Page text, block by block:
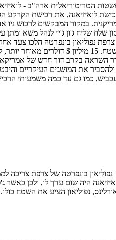
במקור המבקשים לרכוש ניו
שלח שליח ג'ון ג'יי לנהל משא
צרפת נפוליאון בונפרטה הלכו צעד
השטח. 15 מיליון $ דולרים
השראה בקרב דור חדש של
את המושגים העיקריים
עכביש, כמו גם עד כמה משמעותי
נפוליאון בונפרטה של ​​צרפת צריכה
היה שום ערך לו, ולכן כאשר
נפוליאון הציע את השטח